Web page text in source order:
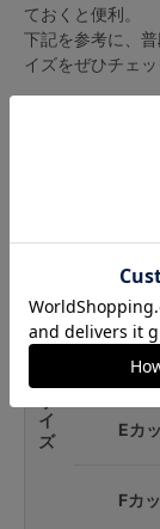
ておくと便利。
下記を参考に、
イズをぜひチェッ
カップサイズ
Cカ
Dカ
Eカ
Fカ